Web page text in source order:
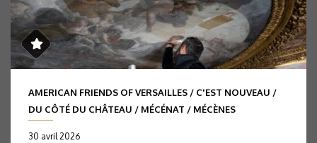
AMERICAN FRIENDS OF VERSAILLES / C'EST NOUVEAU /
DU CÔTÉ DU CHÂTEAU / MÉCÉNAT / MÉCÈNES
30 avril 2026